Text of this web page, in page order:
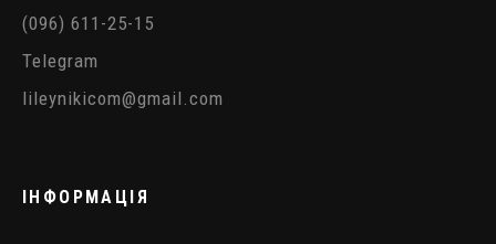
(096) 611-25-15
Telegram
lileynikicom@gmail.com
ІНФОРМАЦІЯ